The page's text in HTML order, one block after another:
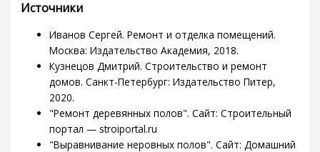
Источники
Иванов Сергей. Ремонт и отделка помещений.
Москва: Издательство Академия, 2018.
Кузнецов Дмитрий. Строительство и ремонт
домов. Санкт-Петербург: Издательство Питер,
2020.
"Ремонт деревянных полов". Сайт: Строительный
портал — stroiportal.ru
"Выравнивание неровных полов". Сайт: Домашний